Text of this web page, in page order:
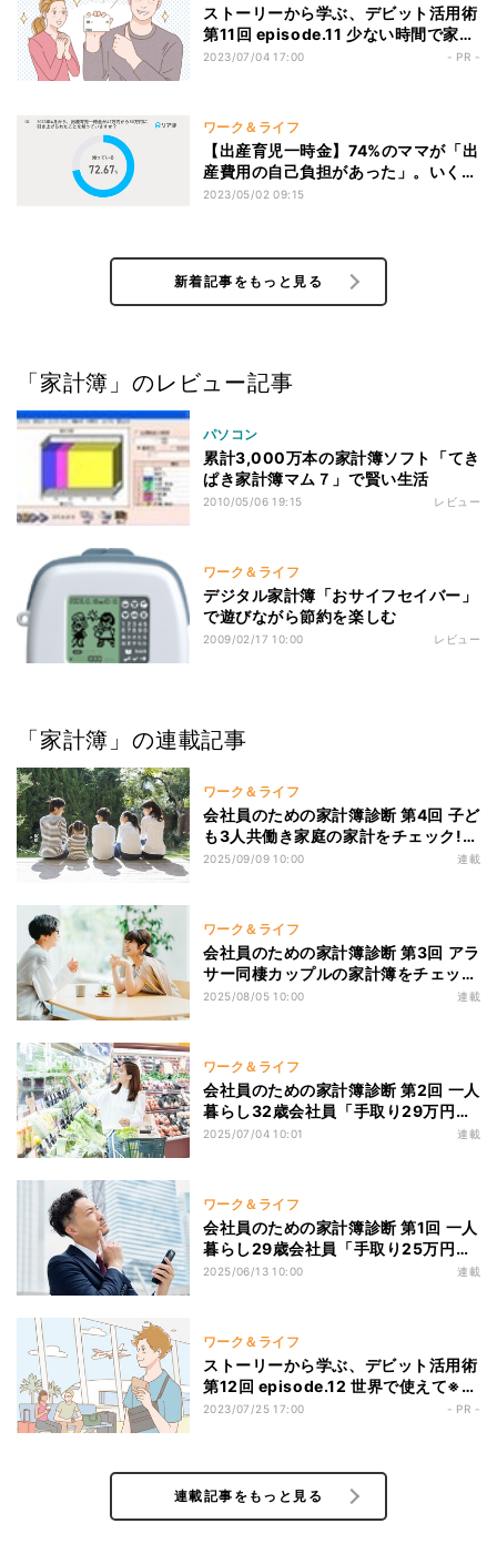
ストーリーから学ぶ、デビット活用術
第11回 episode.11 少ない時間で家計
を管理するのにVisaデビットがオス
2023/07/04 17:00 - PR -
ワーク＆ライフ
【出産育児一時金】74%のママが「出
産費用の自己負担があった」。いくら
負担した?
2023/05/02 09:15
新着記事をもっと見る
「家計簿」のレビュー記事
パソコン
累計3,000万本の家計簿ソフト「てき
ぱき家計簿マム７」で賢い生活
2010/05/06 19:15 レビュー
ワーク＆ライフ
デジタル家計簿「おサイフセイバー」
で遊びながら節約を楽しむ
2009/02/17 10:00 レビュー
「家計簿」の連載記事
ワーク＆ライフ
会社員のための家計簿診断 第4回 子ど
も3人共働き家庭の家計をチェック!
教育費・住宅ローン・マイカーにいく
2025/09/09 10:00 連載
ワーク＆ライフ
会社員のための家計簿診断 第3回 アラ
サー同棲カップルの家計簿をチェッ
ク! 二人暮らしにおすすめの家計管理
2025/08/05 10:00 連載
ワーク＆ライフ
会社員のための家計簿診断 第2回 一人
暮らし32歳会社員「手取り29万円、
貯金は約300万円、投資は怖いです」
2025/07/04 10:01 連載
ワーク＆ライフ
会社員のための家計簿診断 第1回 一人
暮らし29歳会社員「手取り25万円で
交際費4万5000円、これって多いで
2025/06/13 10:00 連載
ワーク＆ライフ
ストーリーから学ぶ、デビット活用術
第12回 episode.12 世界で使えて※、
便利で安心。Visaデビットは海外で
2023/07/25 17:00 - PR -
連載記事をもっと見る